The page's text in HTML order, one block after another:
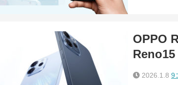
OPPO
Reno15
2026.1.8 9